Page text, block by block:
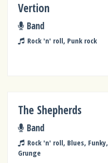
Vertion
Band
Rock 'n' roll, Punk rock
The Shepherds
Band
Rock 'n' roll, Blues, Funky,
Grunge